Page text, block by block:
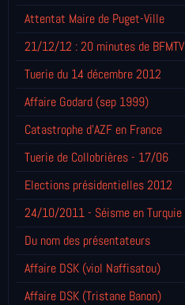
Attentat Maire de Puget-Ville
21/12/12 : 20 minutes de BFMTV
Tuerie du 14 décembre 2012
Affaire Godard (sep 1999)
Catastrophe d'AZF en France
Tuerie de Collobrières - 17/06
Elections présidentielles 2012
24/10/2011 - Séisme en Turquie
Du nom des présentateurs
Affaire DSK (viol Naffisatou)
Affaire DSK (Tristane Banon)